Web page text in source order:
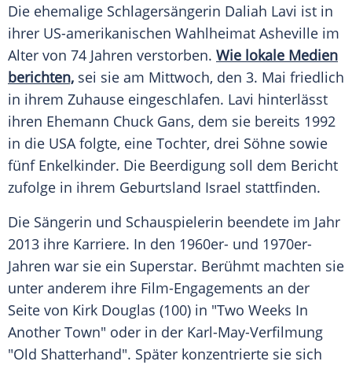
Die ehemalige Schlagersängerin Daliah Lavi ist in
ihrer US-amerikanischen Wahlheimat Asheville im
Alter von 74 Jahren verstorben. Wie lokale Medien
berichten, sei sie am Mittwoch, den 3. Mai friedlich
in ihrem Zuhause eingeschlafen. Lavi hinterlässt
ihren Ehemann Chuck Gans, dem sie bereits 1992
in die USAfolgte, eine Tochter, drei Söhne sowie
fünf Enkelkinder. Die Beerdigung soll dem Bericht
zufolge in ihrem Geburtsland Israel stattfinden.
Die Sängerin und Schauspielerin beendete im Jahr
2013 ihre Karriere. In den 1960er- und 1970er-
Jahren war sie ein Superstar. Berühmt machten sie
unter anderem ihre Film-Engagements an der
Seite von Kirk Douglas (100) in "Two Weeks In
Another Town" oder in der Karl-May-Verfilmung
"Old Shatterhand". Später konzentrierte sie sich